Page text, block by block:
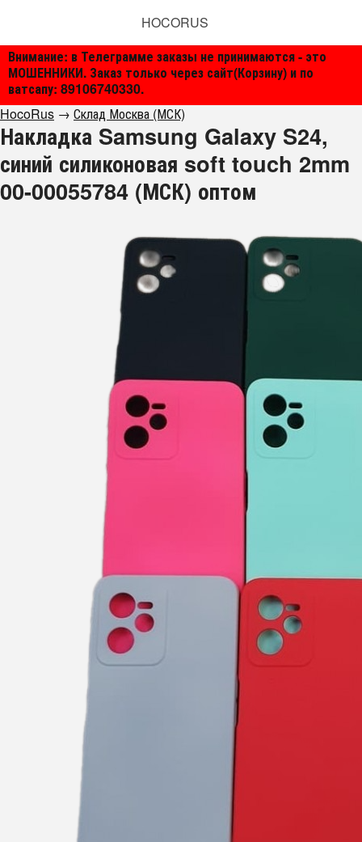
Внимание: в Телеграмме заказы не принимаются - это
МОШЕННИКИ. Заказ только через сайт(Корзину) и по
ватсапу: 89106740330.
HOCORUS
HocoRus → Склад Москва (МСК)
Накладка Samsung Galaxy S24,
синий силиконовая soft touch 2mm
00-00055784 (МСК) оптом